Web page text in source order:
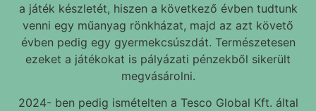
a játék készletét, hiszen a következő évben tudtunk
venni egy műanyag rönkházat, majd az azt követő
évben pedig egy gyermekcsúszdát. Természetesen
ezeket a játékokat is pályázati pénzekből sikerült
megvásárolni.
2024- ben pedig ismételten a Tesco Global Kft. által